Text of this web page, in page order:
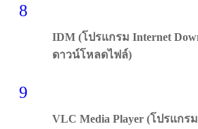
8
IDM (โปรแกรม Internet
ดาวน์โหลดไฟล์)
9
VLC Media Player (โปรแกร